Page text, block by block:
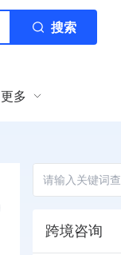
搜索
更多
跨境咨询